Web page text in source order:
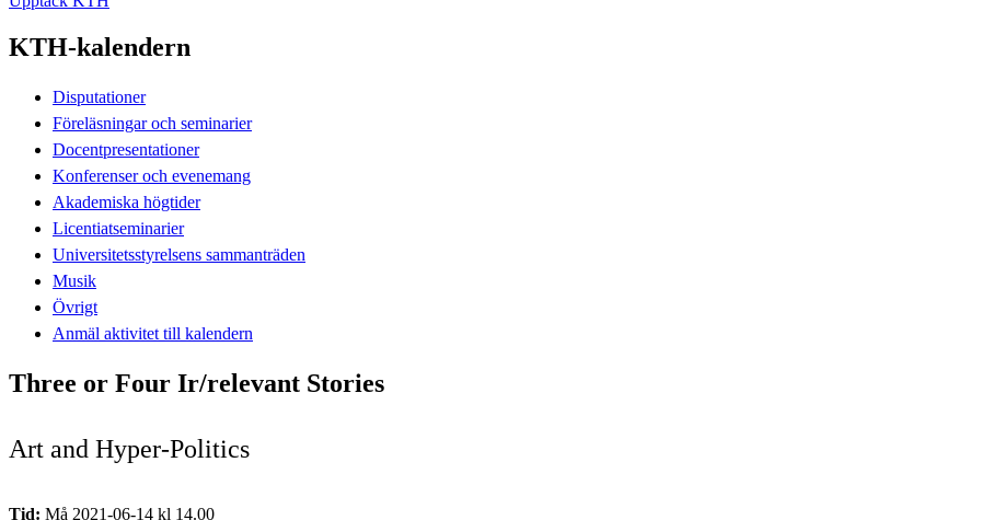
KTH-kalendern
Disputationer
Föreläsningar och seminarier
Docentpresentationer
Konferenser och evenemang
Akademiska högtider
Licentiatseminarier
Universitetsstyrelsens sammanträden
Musik
Övrigt
Anmäl aktivitet till kalendern
Three or Four Ir/relevant Stories
Art and Hyper-Politics
Tid: Må 2021-06-14 kl 14.00